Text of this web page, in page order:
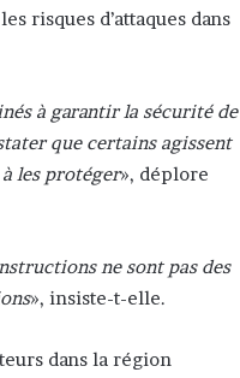
risques d’attaques dans
à garantir la sécurité de
que certains agissent
les protéger», déplore
ne sont pas des
», insiste-t-elle.
dans la région